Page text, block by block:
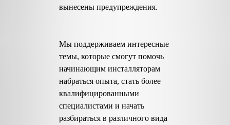
вынесены предупреждения.
Мы поддерживаем интересные
темы, которые смогут помочь
начинающим инсталляторам
набраться опыта, стать более
квалифицированными
специалистами и начать
разбираться в различного вида